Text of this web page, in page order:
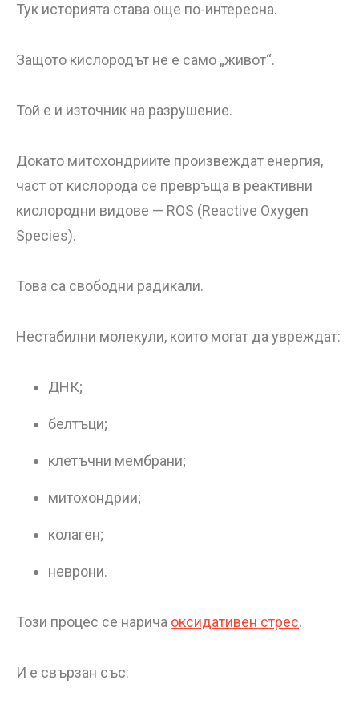
Тук историята става още по-интересна.
Защото кислородът не е само „живот“.
Той е и източник на разрушение.
Докато митохондриите произвеждат енергия,
част от кислорода се превръща в реактивни
кислородни видове — ROS (Reactive Oxygen
Species).
Това са свободни радикали.
Нестабилни молекули, които могат да увреждат:
ДНК;
белтъци;
клетъчни мембрани;
митохондрии;
колаген;
неврони.
Този процес се нарича оксидативен стрес.
И е свързан със: